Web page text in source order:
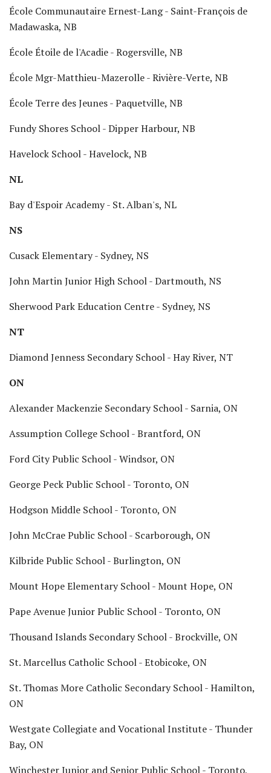
École Communautaire Ernest-Lang - Saint-François de
Madawaska, NB
École Étoile de l'Acadie - Rogersville, NB
École Mgr-Matthieu-Mazerolle - Rivière-Verte, NB
École Terre des Jeunes - Paquetville, NB
Fundy Shores School - Dipper Harbour, NB
Havelock School - Havelock, NB
NL
Bay d'Espoir Academy - St. Alban's, NL
NS
Cusack Elementary - Sydney, NS
John Martin Junior High School - Dartmouth, NS
Sherwood Park Education Centre - Sydney, NS
NT
Diamond Jenness Secondary School - Hay River, NT
ON
Alexander Mackenzie Secondary School - Sarnia, ON
Assumption College School - Brantford, ON
Ford City Public School - Windsor, ON
George Peck Public School - Toronto, ON
Hodgson Middle School - Toronto, ON
John McCrae Public School - Scarborough, ON
Kilbride Public School - Burlington, ON
Mount Hope Elementary School - Mount Hope, ON
Pape Avenue Junior Public School - Toronto, ON
Thousand Islands Secondary School - Brockville, ON
St. Marcellus Catholic School - Etobicoke, ON
St. Thomas More Catholic Secondary School - Hamilton,
ON
Westgate Collegiate and Vocational Institute - Thunder
Bay, ON
Winchester Junior and Senior Public School - Toronto,